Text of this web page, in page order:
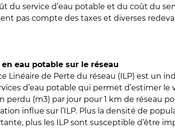
du service d’eau potable et du coût du
pas compte des taxes et diverses
en eau potable sur le réseau
Linéaire de Perte du réseau (ILP) est un
d’eau potable qui permet d’estimer le
perdu (m3) par jour pour 1 km de réseau
influe sur l’ILP. Plus la densité de
plus les ILP sont susceptible d’être